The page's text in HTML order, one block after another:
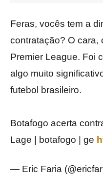
Feras, vocês tem a
contratação? O cara,
Premier League. Foi
algo muito
futebol brasileiro.
Botafogo acerta
Lage | botafogo | ge
— Eric Faria